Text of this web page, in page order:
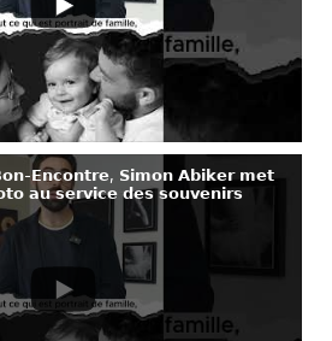
𝗘𝗻𝗰𝗼𝗻𝘁𝗿𝗲, 𝗦𝗶𝗺𝗼𝗻 𝗔𝗯𝗶𝗸𝗲𝗿 𝗺𝗲𝘁
𝗮𝘂 𝘀𝗲𝗿𝘃𝗶𝗰𝗲 𝗱𝗲𝘀 𝘀𝗼𝘂𝘃𝗲𝗻𝗶𝗿𝘀